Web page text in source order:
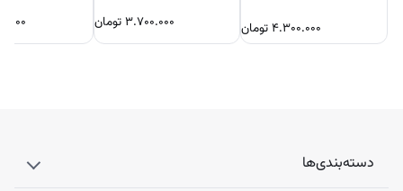
۴.۳۰۰.۰۰۰ تومان ۳.۷۰۰.۰۰۰تومان
دسته‌بندی‌ها